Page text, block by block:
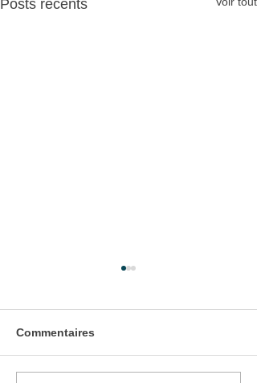
Posts récents
Commentaires